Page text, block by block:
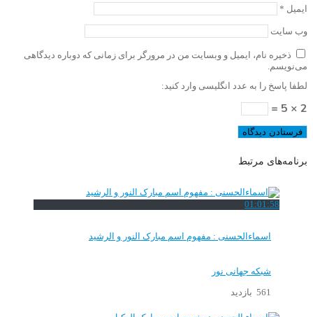
ایمیل *
وب‌ سایت
ذخیره نام، ایمیل و وبسایت من در مرورگر برای زمانی که دوباره دیدگاهی
می‌نویسم.
لطفا پاسخ را به عدد انگلیسی وارد کنید:
2 × 5 =
برنامه‌های مرتبط
01:01:58
اسماءالحسنی : مفهوم اسم مبارک النور و الرشید
شبکه جهانی نور
561 بازدید